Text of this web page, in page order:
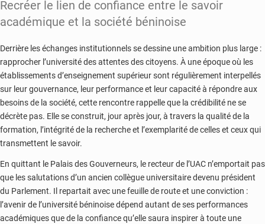
Recréer le lien de confiance entre le savoir
académique et la société béninoise
Derrière les échanges institutionnels se dessine une ambition plus large :
rapprocher l’université des attentes des citoyens. À une époque où les
établissements d’enseignement supérieur sont régulièrement interpellés
sur leur gouvernance, leur performance et leur capacité à répondre aux
besoins de la société, cette rencontre rappelle que la crédibilité ne se
décrète pas. Elle se construit, jour après jour, à travers la qualité de la
formation, l’intégrité de la recherche et l’exemplarité de celles et ceux qui
transmettent le savoir.
En quittant le Palais des Gouverneurs, le recteur de l’UAC n’emportait pas
que les salutations d’un ancien collègue universitaire devenu président
du Parlement. Il repartait avec une feuille de route et une conviction :
l’avenir de l’université béninoise dépend autant de ses performances
académiques que de la confiance qu’elle saura inspirer à toute une